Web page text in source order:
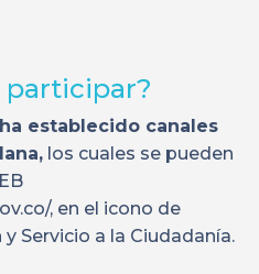
participar?
establecido canales
los cuales se pueden
, en el icono de
Servicio a la Ciudadanía.